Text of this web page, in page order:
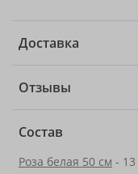
Доставка
Отзывы
Состав
Роза белая 50 см -